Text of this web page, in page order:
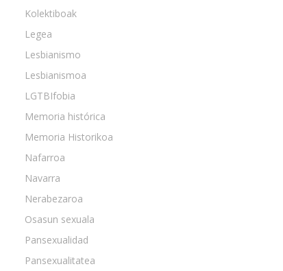
Kolektiboak
Legea
Lesbianismo
Lesbianismoa
LGTBIfobia
Memoria histórica
Memoria Historikoa
Nafarroa
Navarra
Nerabezaroa
Osasun sexuala
Pansexualidad
Pansexualitatea